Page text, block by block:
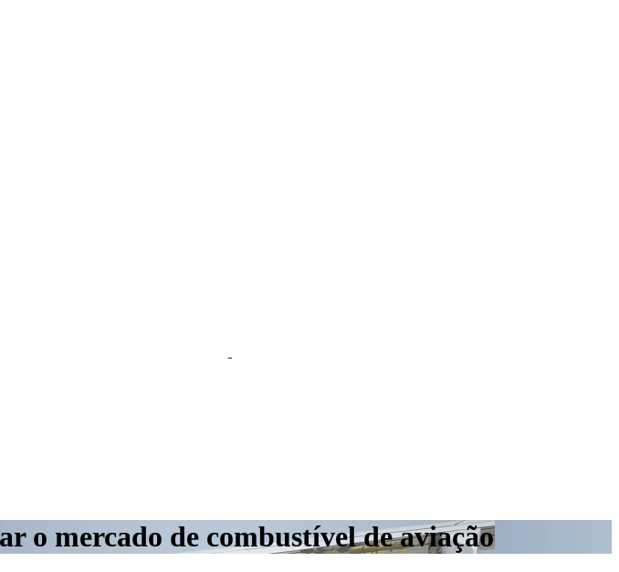
o mercado de combustível de aviação